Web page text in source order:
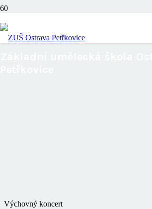
Výchovný koncert
Výchovný koncert